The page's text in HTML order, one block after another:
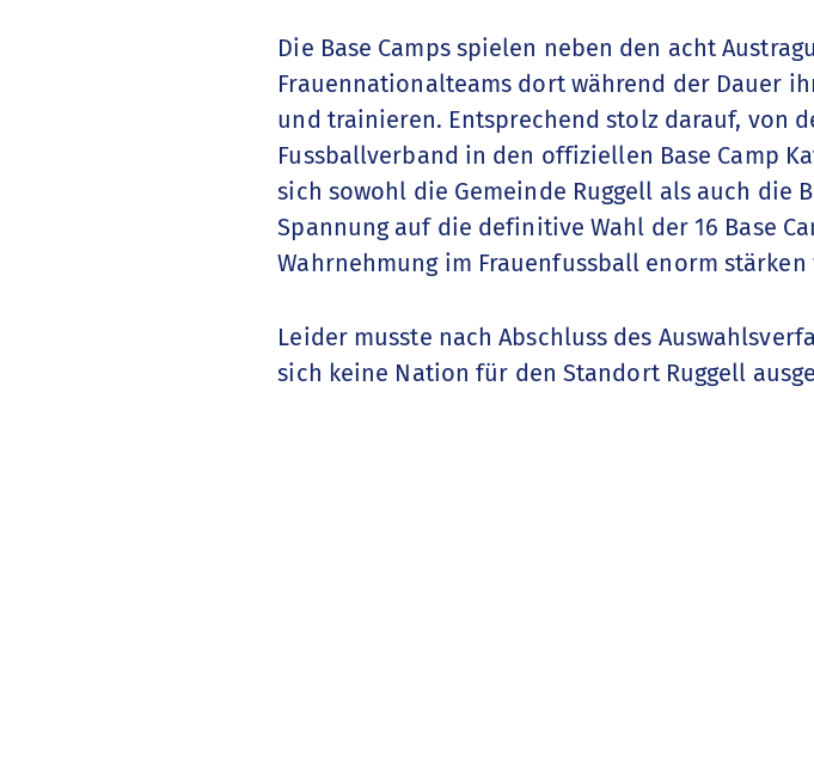
Die Base Camps spielen neben den acht
Frauennationalteams dort während der Dauer
und trainieren. Entsprechend stolz darauf, von
Fussballverband in den offiziellen Base Camp
sich sowohl die Gemeinde Ruggell als auch die
Spannung auf die definitive Wahl der 16 Base
Wahrnehmung im Frauenfussball enorm stärken
Leider musste nach Abschluss des
sich keine Nation für den Standort Ruggell